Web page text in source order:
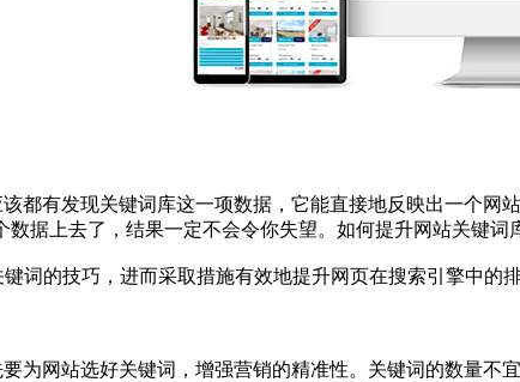
有发现关键词库这一项数据，它能直接地反映出一个网
数据上去了，结果一定不会令你失望。如何提升网站关键词
的技巧，进而采取措施有效地提升网页在搜索引擎中的
网站选好关键词，增强营销的精准性。关键词的数量不